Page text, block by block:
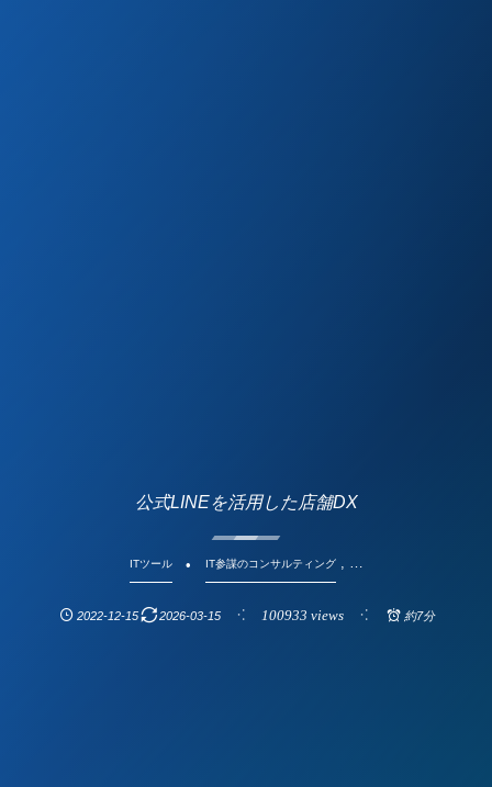
公式LINEを活用した店舗DX
ITツール IT参謀のコンサルティング, …
2022-12-15 2026-03-15 100933 views 約7分